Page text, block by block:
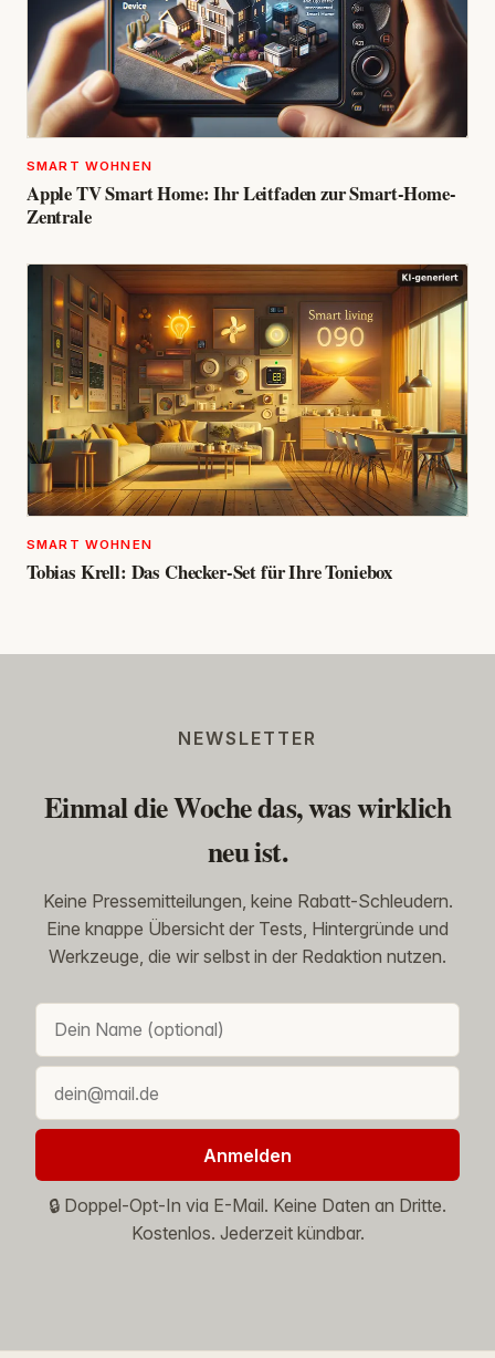
SMART WOHNEN
Apple TV Smart Home: Ihr Leitfaden zur Smart-Home-
Zentrale
SMART WOHNEN
Tobias Krell: Das Checker-Set für Ihre Toniebox
NEWSLETTER
Einmal die Woche das, was wirklich
neu ist.
Keine Pressemitteilungen, keine Rabatt-Schleudern.
Eine knappe Übersicht der Tests, Hintergründe und
Werkzeuge, die wir selbst in der Redaktion nutzen.
Anmelden
🔒 Doppel-Opt-In via E-Mail. Keine Daten an Dritte.
Kostenlos. Jederzeit kündbar.